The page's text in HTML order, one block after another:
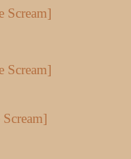
Scream]
Scream]